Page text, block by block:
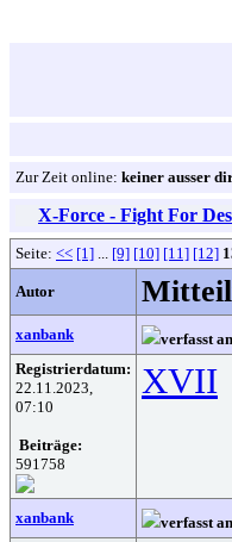
Zur Zeit online: keiner ausser
X-Force - Fight For
Seite: << [1] ... [9] [10] [11] [12]
Autor
xanbank verfasst
Registrierdatum:
22.11.2023,
07:10
Beiträge:
591758
XVII
xanbank verfasst